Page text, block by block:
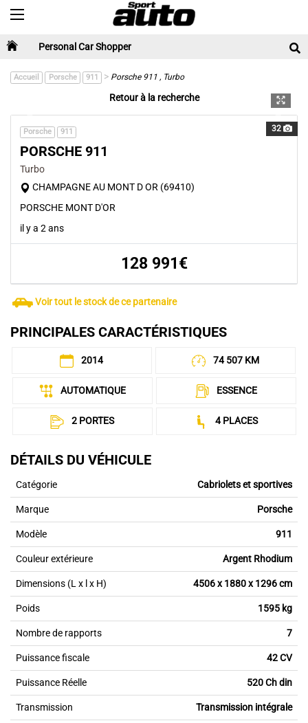
Toggle navigation
Personal Car Shopper
Accueil Porsche 911 > Porsche 911 , Turbo
Retour à la recherche
32
Next
Porsche 911
PORSCHE 911
Turbo
CHAMPAGNE AU MONT D OR (69410)
PORSCHE MONT D'OR
il y a 2 ans
128 991€
Voir tout le stock de ce partenaire
PRINCIPALES CARACTÉRISTIQUES
2014 74 507 KM
AUTOMATIQUE ESSENCE
2 PORTES 4 PLACES
DÉTAILS DU VÉHICULE
Catégorie Cabriolets et sportives
Marque Porsche
Modèle 911
Couleur extérieure Argent Rhodium
Dimensions (L x l x H) 4506 x 1880 x 1296 cm
Poids 1595 kg
Nombre de rapports 7
Puissance fiscale 42 CV
Puissance Réelle 520 Ch din
Transmission Transmission intégrale